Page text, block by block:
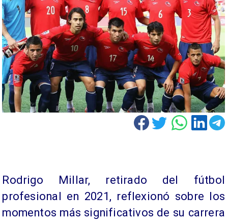
Rodrigo Millar, retirado del fútbol
profesional en 2021, reflexionó sobre los
momentos más significativos de su carrera